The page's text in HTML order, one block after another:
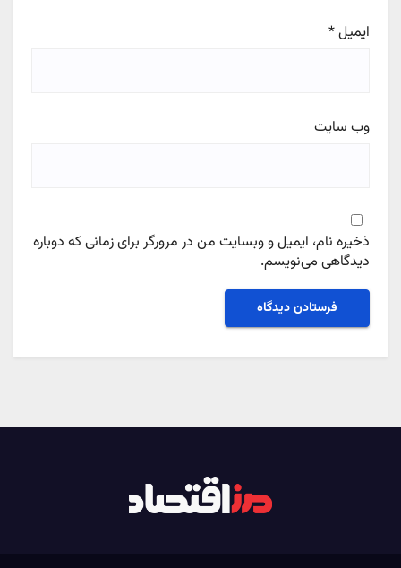
ایمیل*
وب‌ سایت
ذخیره نام، ایمیل و وبسایت من در مرورگر برای زمانی که دوباره
دیدگاهی می‌نویسم.